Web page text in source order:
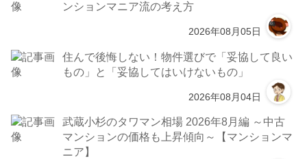
ンションマニア流の考え方
2026年08月05日
住んで後悔しない！物件選びで「妥協して良い
もの」と「妥協してはいけないもの」
2026年08月04日
武蔵小杉のタワマン相場 2026年8月編 ～中古
マンションの価格も上昇傾向～【マンションマ
ニア】